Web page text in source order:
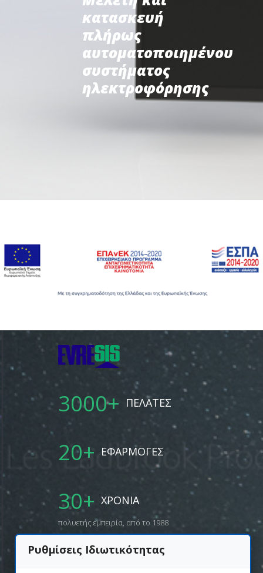
κατασκευή
πλήρως
αυτοματοποιημένου
συστήματος
ηλεκτροφόρησης
3000+ ΠΕΛΑΤΕΣ
20+ ΕΦΑΡΜΟΓΕΣ
30+ ΧΡΟΝΙΑ
πολυετής εμπειρία, από το 1988
Ρυθμίσεις Ιδιωτικότητας